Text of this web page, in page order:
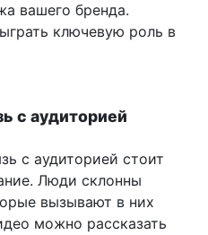
вашего бренда.
ключевую роль в
с аудиторией
с аудиторией стоит
Люди склонны
вызывают в них
можно рассказать